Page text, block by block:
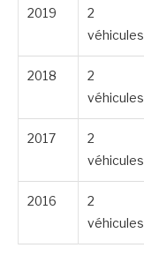
2019
2
véhicules
2018
2
véhicules
2017
2
véhicules
2016
2
véhicules